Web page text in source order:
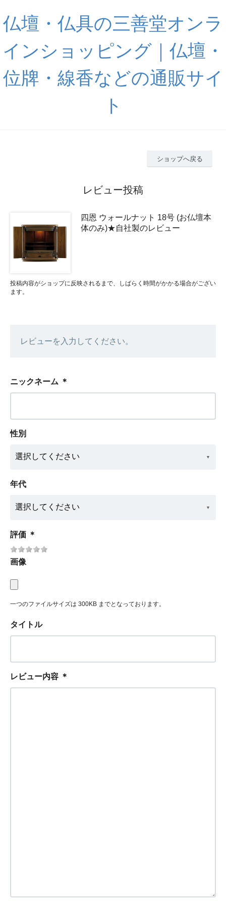
仏壇・仏具の三善堂オンラ
インショッピング｜仏壇・
位牌・線香などの通販サイ
ト
ショップへ戻る
レビュー投稿
四恩 ウォールナット 18号 (お仏壇本
体のみ)★自社製のレビュー
投稿内容がショップに反映されるまで、しばらく時間がかかる場合がござい
ます。
レビューを入力してください。
ニックネーム ＊
性別
年代
評価 ＊
画像
一つのファイルサイズは 300KB までとなっております。
タイトル
レビュー内容 ＊